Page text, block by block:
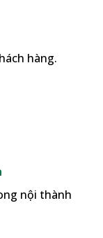
hàng.
nội thành